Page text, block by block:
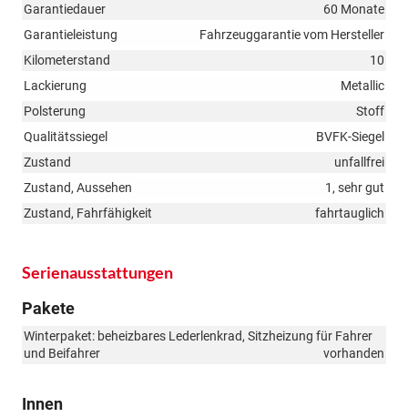
Garantiedauer
60 Monate
Garantieleistung
Fahrzeuggarantie vom Hersteller
Kilometerstand
10
Lackierung
Metallic
Polsterung
Stoff
Qualitätssiegel
BVFK-Siegel
Zustand
unfallfrei
Zustand, Aussehen
1, sehr gut
Zustand, Fahrfähigkeit
fahrtauglich
Serienausstattungen
Pakete
Winterpaket: beheizbares Lederlenkrad, Sitzheizung für Fahrer
und Beifahrer
vorhanden
Innen